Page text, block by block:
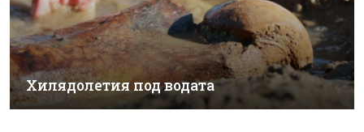
Хилядолетия под водата